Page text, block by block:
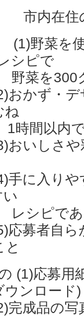
在住の
を使っ
シピで
ラム
ザー
ね
完成
彩り
すい
る
が考
と
(1)応募用
ウンロード)
の写